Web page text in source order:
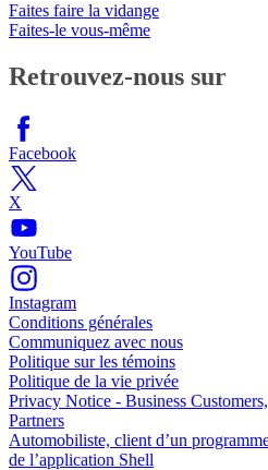
Faites faire la vidange
Faites-le vous-même
Retrouvez-nous sur
Facebook
X
YouTube
Instagram
Conditions générales
Communiquez avec nous
Politique sur les témoins
Politique de la vie privée
Privacy Notice - Business
Partners
Automobiliste, client d’un
de l’application Shell